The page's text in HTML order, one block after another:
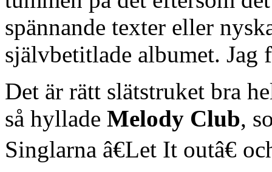
spännande texter eller
självbetitlade albumet. Jag
Det är rätt slätstruket bra
så hyllade Melody Club,
Singlarna â€Let It outâ€